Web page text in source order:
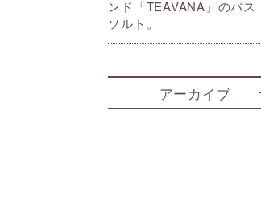
ンド「TEAVANA」のバス
ソルト。
アーカイブ